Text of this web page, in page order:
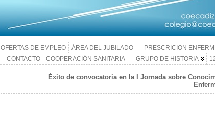
OFERTAS DE EMPLEO ÁREA DEL JUBILADO PRESCRICION
CONTACTO COOPERACIÓN SANITARIA GRUPO DE HISTORIA
Éxito de convocatoria en la I Jornada sobre